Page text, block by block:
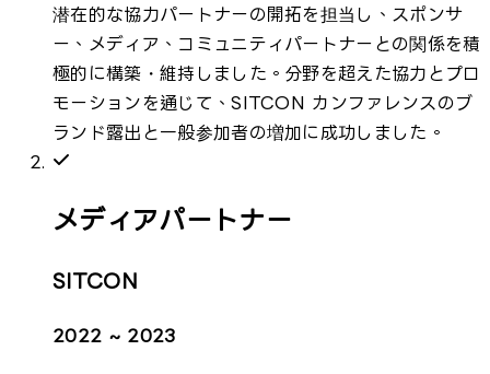
潜在的な協力パートナーの開拓を担当し、スポンサ
ー、メディア、コミュニティパートナーとの関係を積
極的に構築・維持しました。分野を超えた協力とプロ
モーションを通じて、SITCON カンファレンスのブ
ランド露出と一般参加者の増加に成功しました。
メディアパートナー
SITCON
2022 ~ 2023